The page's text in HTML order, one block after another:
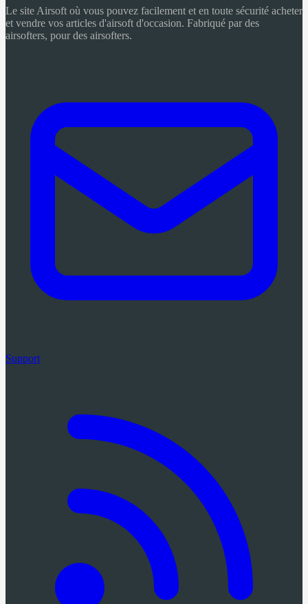
Le site Airsoft où vous pouvez facilement et en toute sécurité acheter
et vendre vos articles d'airsoft d'occasion. Fabriqué par des
airsofters, pour des airsofters.
Support